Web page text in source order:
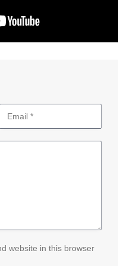
website in this browser